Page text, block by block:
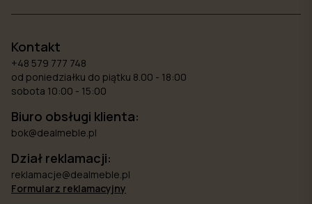
Kontakt
+48 579 777 748
od poniedziałku do piątku 8.00 - 18:00
sobota 10:00 - 15:00
Biuro obsługi klienta:
bok@dealmeble.pl
Dział reklamacji:
reklamacje@dealmeble.pl
Formularz reklamacyjny